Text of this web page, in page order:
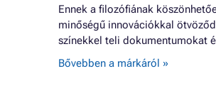
Ennek a filozófiának
minőségű innovációkkal
színekkel teli dokumentumokat
Bővebben a márkáról »